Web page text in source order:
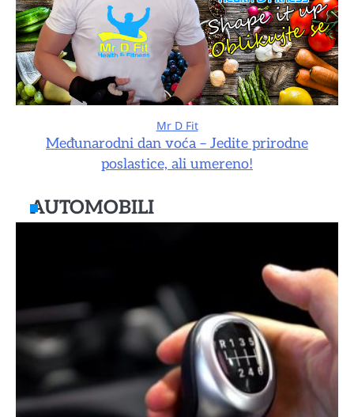
Mr D Fit
Međunarodni dan voća – Jedite prirodne
poslastice, ali umereno!
AUTOMOBILI